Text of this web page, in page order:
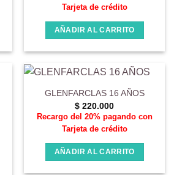
Tarjeta de crédito
AÑADIR AL CARRITO
GLENFARCLAS 16 AÑOS
$ 220.000
Recargo del 20% pagando con
Tarjeta de crédito
AÑADIR AL CARRITO